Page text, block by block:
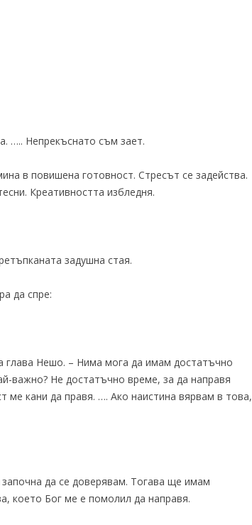
….. Непрекъснато съм зает.
в повишена готовност. Стресът се задейства.
Креативността избледня.
задушна стая.
да спре:
глава Нешо. – Нима мога да имам достатъчно
важно? Не достатъчно време, за да направя
ме кани да правя. …. Ако наистина вярвам в това,
да се доверявам. Тогава ще имам
което Бог ме е помолил да направя.